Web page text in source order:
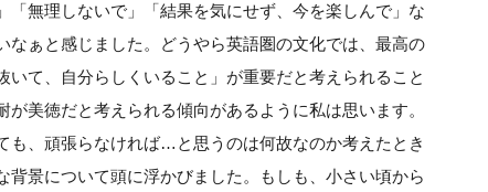
無理しないで」「結果を気にせず、今を楽しんで」な
なぁと感じました。どうやら英語圏の文化では、最高の
て、自分らしくいること」が重要だと考えられること
美徳だと考えられる傾向があるように私は思います。
も、頑張らなければ…と思うのは何故なのか考えたとき
景について頭に浮かびました。もしも、小さい頃から